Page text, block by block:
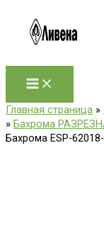
содержимому
Главная страница »
» Бахрома
Бахрома ESP-